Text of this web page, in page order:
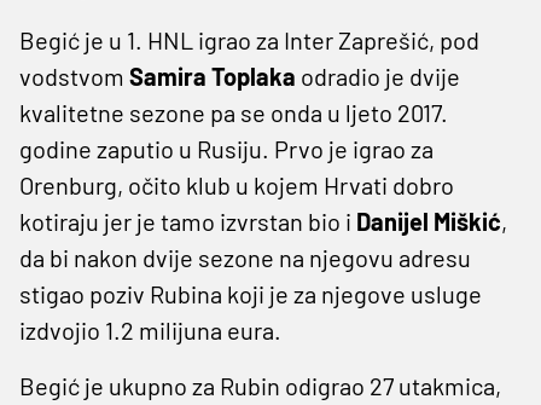
Begić je u 1. HNL igrao za Inter Zaprešić, pod
vodstvom Samira Toplaka odradio je dvije
kvalitetne sezone pa se onda u ljeto 2017.
godine zaputio u Rusiju. Prvo je igrao za
Orenburg, očito klub u kojem Hrvati dobro
kotiraju jer je tamo izvrstan bio i Danijel Miškić,
da bi nakon dvije sezone na njegovu adresu
stigao poziv Rubina koji je za njegove usluge
izdvojio 1.2 milijuna eura.
Begić je ukupno za Rubin odigrao 27 utakmica,